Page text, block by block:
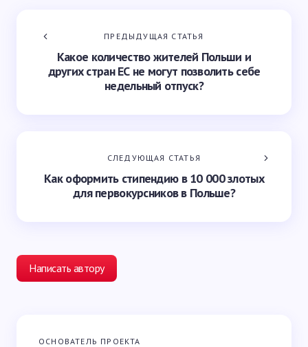
ПРЕДЫДУЩАЯ СТАТЬЯ
Какое количество жителей Польши и
других стран ЕС не могут позволить себе
недельный отпуск?
СЛЕДУЮЩАЯ СТАТЬЯ
Как оформить стипендию в 10 000 злотых
для первокурсников в Польше?
Написать автору
Ваш адрес email не будет опубликован.
ОСНОВАТЕЛЬ ПРОЕКТА